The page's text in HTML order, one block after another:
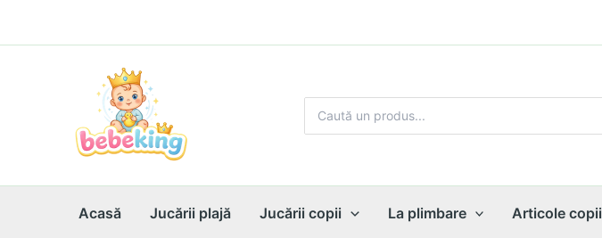
for:
Acasă Jucării plajă Jucării copii La plimbare Articole copii